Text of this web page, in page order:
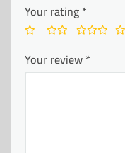
Your rating*
Your review*